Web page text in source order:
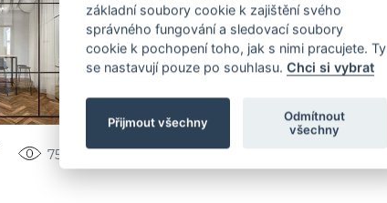
752 532
ATELIER KUNC
základní soubory cookie k zajištění svého
správného fungování a sledovací soubory
cookie k pochopení toho, jak s nimi pracujete. Ty
se nastavují pouze po souhlasu.Chci si vybrat
Přijmout všechny
Odmítnout
všechny